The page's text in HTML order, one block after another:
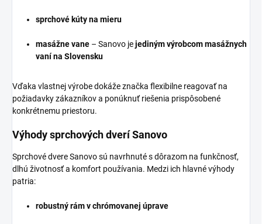
sprchové kúty na mieru
masážne vane – Sanovo jejediným výrobcom masážnych
vaní na Slovensku
Vďaka vlastnej výrobe dokáže značka flexibilne reagovať na
požiadavky zákazníkov a ponúknuť riešenia prispôsobené
konkrétnemu priestoru.
Výhody sprchových dverí Sanovo
Sprchové dvere Sanovo sú navrhnuté s dôrazom na funkčnosť,
dlhú životnosť a komfort používania. Medzi ich hlavné výhody
patria:
robustný rám v chrómovanej úprave